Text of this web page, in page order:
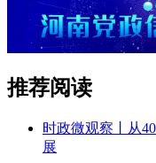
推荐阅读
时政微观察丨从
展